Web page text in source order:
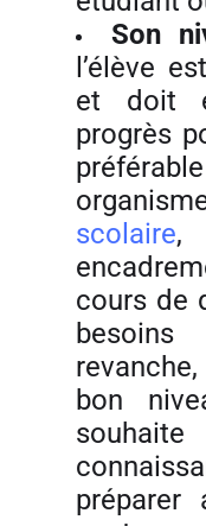
Son
l’élève
et doit
progrès
scolaire,
cours de
bon
préparer